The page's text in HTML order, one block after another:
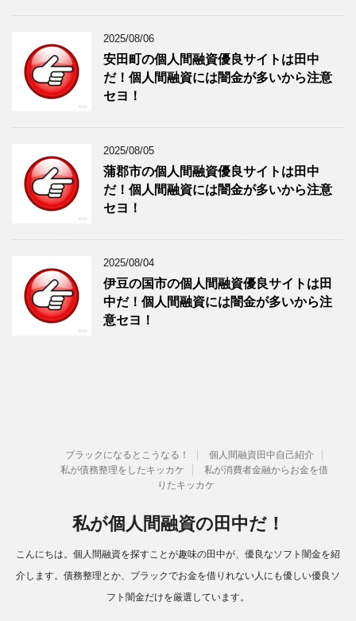
2025/08/06
安田町の個人間融資優良サイトは田中
だ！個人間融資には闇金が多いから注意
セヨ！
2025/08/05
蒲郡市の個人間融資優良サイトは田中
だ！個人間融資には闇金が多いから注意
セヨ！
2025/08/04
伊豆の国市の個人間融資優良サイトは田
中だ！個人間融資には闇金が多いから注
意セヨ！
ブラックになるとこうなる！
個人間融資田中自己紹介
私が債務整理をしたキッカケ
私が消費者金融からお金を借
りたキッカケ
私が個人間融資の田中だ！
こんにちは。個人間融資を探すことが趣味の田中が、優良なソフト闇金を紹
介します。債務整理とか、ブラックでお金を借りれない人にも優しい優良ソ
フト闇金だけを厳選しています。